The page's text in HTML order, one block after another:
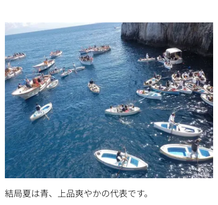
結局夏は青、上品爽やかの代表です。